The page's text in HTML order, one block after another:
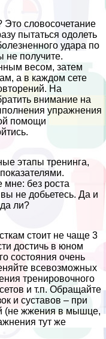
Это словосочетание
пытаться одолеть
удара по
не получите.
весом, затем
а в каждом сете
На
внимание на
упражнения
помощи
этапы тренинга,
мне: без роста
не добьетесь. Да и
ли?
стоит не чаще 3
достичь в юном
состояния очень
всевозможных
тренировочного
и т.п. Обращайте
и суставов – при
(не жжения в мышце,
тут же